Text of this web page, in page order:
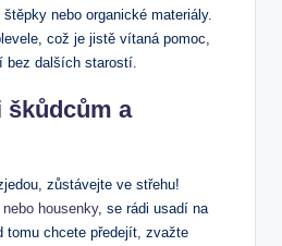
nebo organické materiály.
což je jistě vítaná pomoc,
bez dalších starostí.
škůdcům a
zůstávejte ve střehu!
housenky, se rádi usadí na
tomu chcete předejít, zvažte